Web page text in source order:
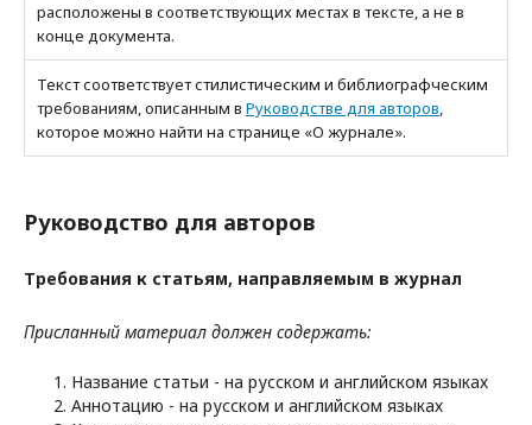
расположены в соответствующих местах в тексте, а не в
конце документа.
Текст соответствует стилистическим и библиографческим
требованиям, описанным в Руководстве для авторов,
которое можно найти на странице «О журнале».
Руководство для авторов
Требования к статьям, направляемым в журнал
Присланный материал должен содержать:
Название статьи - на русском и английском языках
Аннотацию - на русском и английском языках